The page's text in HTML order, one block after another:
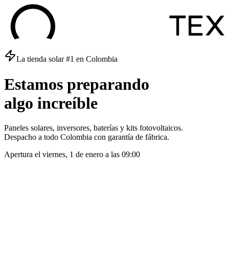
La tienda solar #1 en Colombia
Estamos preparando
algo increíble
Paneles solares, inversores, baterías y kits fotovoltaicos.
Despacho a todo Colombia con garantía de fábrica.
Apertura el viernes, 1 de enero a las 09:00